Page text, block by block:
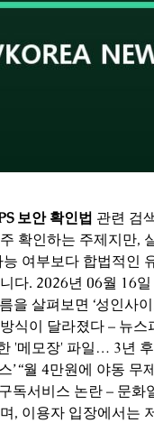
보안 확인법 관련 검
확인하는 주제지만,
여부보다 합법적인
다. 2026년 06월 16
을 살펴보면 ‘성인사
식이 달라졌다 – 뉴스
'메모장' 파일… 3년
’ ‘‘월 4만원에 야동 무
독서비스 논란 – 문화
, 이용자 입장에서는